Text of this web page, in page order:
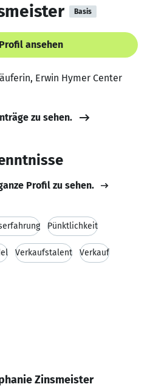
Basis
ansehen
Erwin Hymer Center
zu sehen.
Profil zu sehen.
Pünktlichkeit
Verkaufstalent Verkauf
Zinsmeister